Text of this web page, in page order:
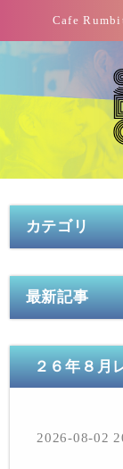
Cafe
カテゴリ
最新記事
２６年８月
2026-08-02